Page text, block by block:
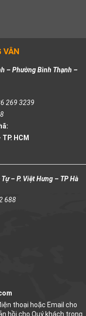
VÂN
– Phường Bình Thạnh –
269 3239
HCM
– P. Việt Hưng – TP Hà
688
thoại hoặc Email cho
hồi cho Quý khách trong